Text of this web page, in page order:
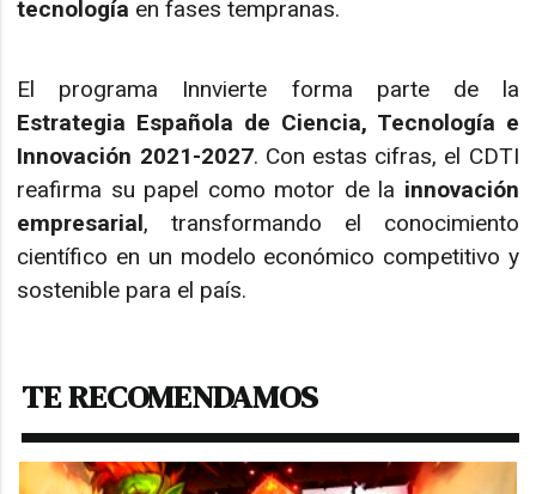
tecnología en fases tempranas.
El programa Innvierte forma parte de la
Estrategia Española de Ciencia, Tecnología e
Innovación 2021-2027. Con estas cifras, el CDTI
reafirma su papel como motor de la innovación
empresarial, transformando el conocimiento
científico en un modelo económico competitivo y
sostenible para el país.
TE RECOMENDAMOS